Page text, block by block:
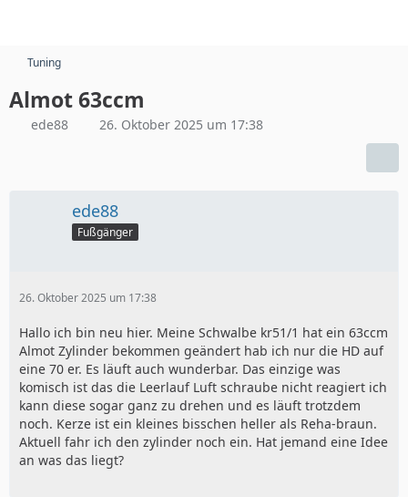
Tuning
Almot 63ccm
ede88 26. Oktober 2025 um 17:38
ede88
Fußgänger
26. Oktober 2025 um 17:38
Hallo ich bin neu hier. Meine Schwalbe kr51/1 hat ein 63ccm
Almot Zylinder bekommen geändert hab ich nur die HD auf
eine 70 er. Es läuft auch wunderbar. Das einzige was
komisch ist das die Leerlauf Luft schraube nicht reagiert ich
kann diese sogar ganz zu drehen und es läuft trotzdem
noch. Kerze ist ein kleines bisschen heller als Reha-braun.
Aktuell fahr ich den zylinder noch ein. Hat jemand eine Idee
an was das liegt?